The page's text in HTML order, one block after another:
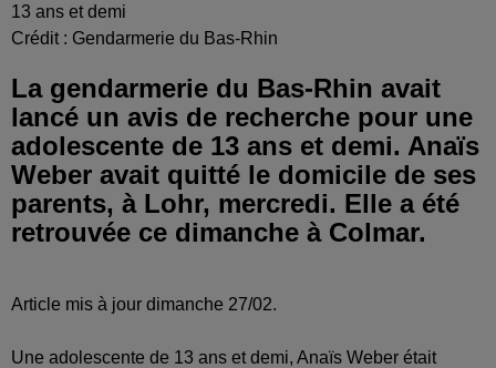
13 ans et demi
Crédit : Gendarmerie du Bas-Rhin
La gendarmerie du Bas-Rhin avait
lancé un avis de recherche pour une
adolescente de 13 ans et demi. Anaïs
Weber avait quitté le domicile de ses
parents, à Lohr, mercredi. Elle a été
retrouvée ce dimanche à Colmar.
Article mis à jour dimanche 27/02.
Une adolescente de 13 ans et demi, Anaïs Weber était